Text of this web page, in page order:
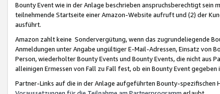
Bounty Event wie in der Anlage beschrieben anspruchsberechtigt sein
teilnehmende Startseite einer Amazon-Website aufruft und (2) der
ausführt.
Amazon zahlt keine Sondervergütung, wenn das zugrundeliegende
Anmeldungen unter Angabe ungültiger E-Mail-Adressen, Einsatz von
Person, wiederholter Bounty Events und Bounty Events, die nicht
alleinigen Ermessen von Fall zu Fall fest, ob ein Bounty Event
Partner-Links auf die in der Anlage aufgeführten Bounty-spezifischen